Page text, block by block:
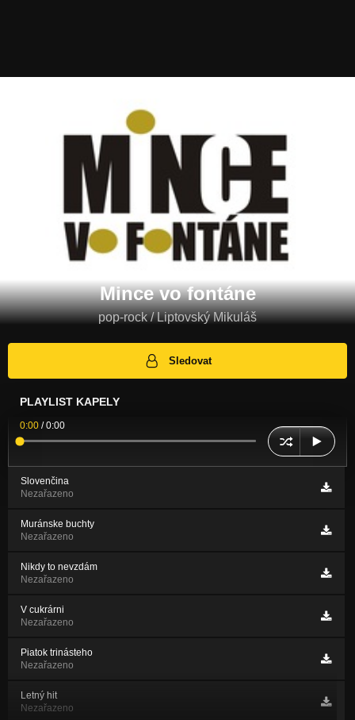
Mince vo fontáne
pop-rock / Liptovský Mikuláš
Sledovat
PLAYLIST KAPELY
0:00 /0:00
Slovenčina
Nezařazeno
Muránske buchty
Nezařazeno
Nikdy to nevzdám
Nezařazeno
V cukrárni
Nezařazeno
Piatok trinásteho
Nezařazeno
Letný hit
Nezařazeno